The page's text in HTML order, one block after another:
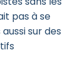
pas à se
sur des